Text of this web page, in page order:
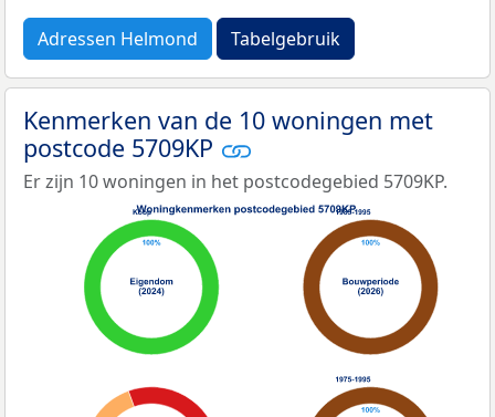
Adressen Helmond Tabelgebruik
Kenmerken van de 10 woningen met
postcode 5709KP
Er zijn 10 woningen in het postcodegebied 5709KP.